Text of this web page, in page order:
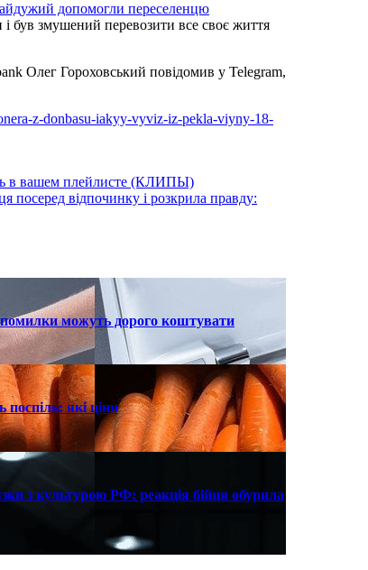
допомогли переселенцю
був змушений перевозити все своє життя
Олег Гороховський повідомив у Telegram,
z-donbasu-iakyy-vyviz-iz-pekla-viyny-18-
в вашем плейлисте (КЛИПЫ)
посеред відпочинку і розкрила правду:
можуть дорого коштувати
які ціни
з культурою РФ: реакція бійця обурила